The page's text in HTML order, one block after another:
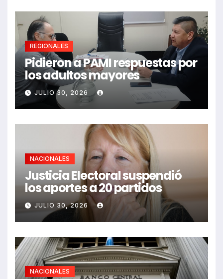
REGIONALES
Pidieron a PAMI respuestas por
los adultos mayores
JULIO 30, 2026
NACIONALES
Justicia Electoral suspendió
los aportes a 20 partidos
JULIO 30, 2026
NACIONALES